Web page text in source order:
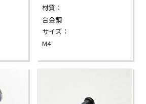
材質：
合金鋼
サイズ：
M4